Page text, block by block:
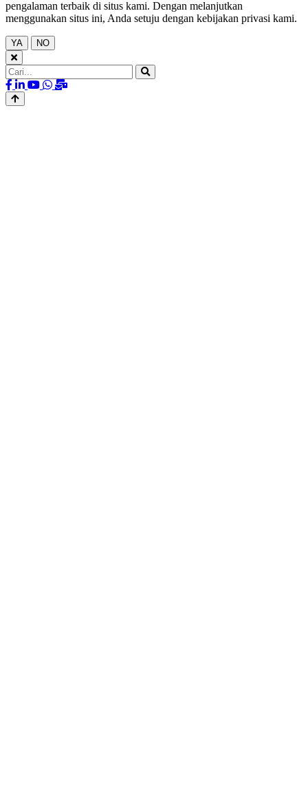
pengalaman terbaik di situs kami. Dengan melanjutkan
menggunakan situs ini, Anda setuju dengan kebijakan privasi kami.
YA NO